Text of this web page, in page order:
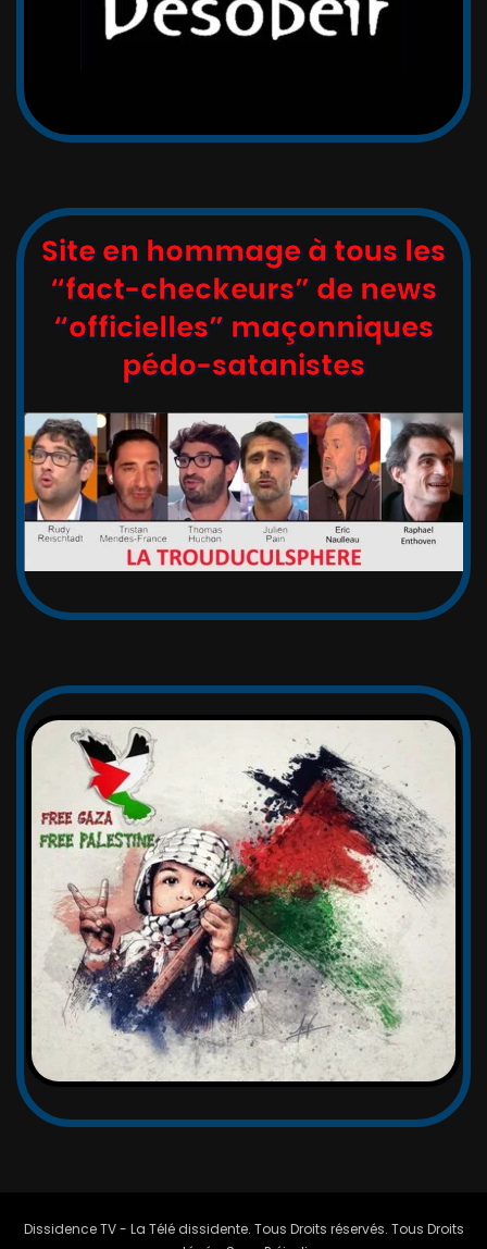
Site en hommage à tous les
“fact-checkeurs” de news
“officielles” maçonniques
pédo-satanistes